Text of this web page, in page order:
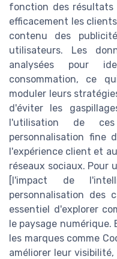
fonction des résultats
efficacement les
contenu des
utilisateurs. Les
analysées pour
consommation, ce
moduler leurs
d'éviter les
l'utilisation de
personnalisation fine
l'expérience client et
réseaux sociaux. Pour
[l'impact de
personnalisation des
essentiel d'explorer
le paysage numérique.
les marques comme
améliorer leur